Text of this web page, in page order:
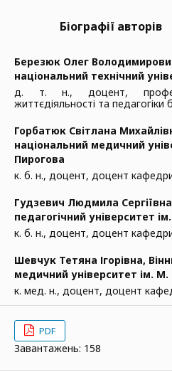
Біографії авторів
Березюк Олег
національний технічний
д. т. н., доцент,
життєдіяльності та педагогіки
Горбатюк Світлана
національний медичний
Пирогова
к. б. н., доцент, доцент кафедри
Гудзевич Людмила
педагогічний університет
к. б. н., доцент, доцент кафедри
Шевчук Тетяна Ігорівна,
медичний університет ім. М.
к. мед. н., доцент, доцент
PDF
Завантажень: 158